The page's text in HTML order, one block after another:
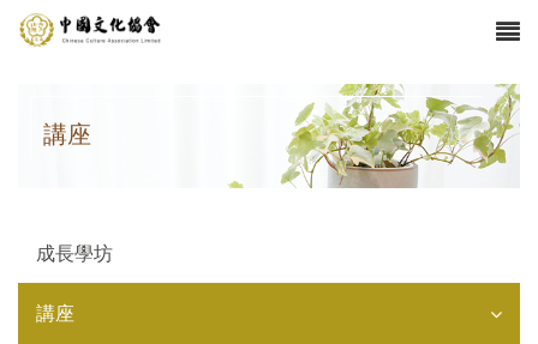
講座
成長學坊
講座